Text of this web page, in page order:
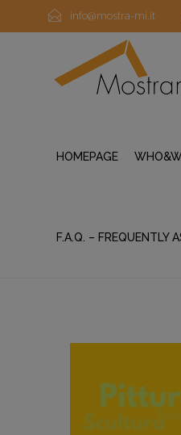
info@mostra-mi.it
HOMEPAGE
F.A.Q. – FREQUENTLY